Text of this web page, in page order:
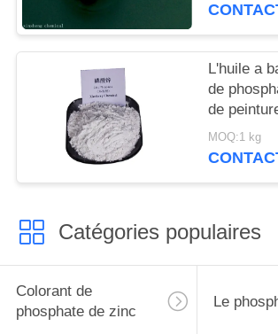
L'huile a
de
de
90-0 pour
les
MOQ:1 kg
Catégories populaires
Colorant de
phosphate de zinc
Le